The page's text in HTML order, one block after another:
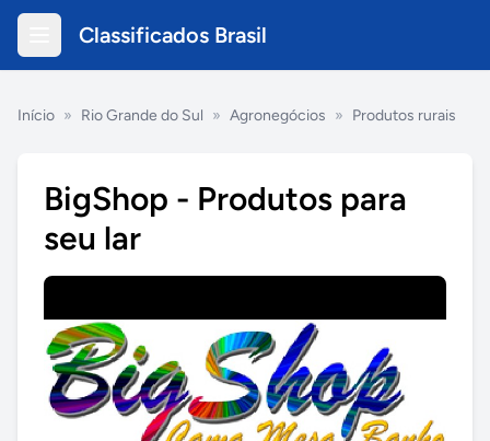
Classificados Brasil
Início » Rio Grande do Sul » Agronegócios » Produtos rurais
BigShop - Produtos para
seu lar